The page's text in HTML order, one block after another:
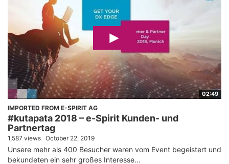
02:49
IMPORTED FROM E-SPIRIT AG
#kutapata 2018 – e-Spirit Kunden- und
Partnertag
1,587 views October 22, 2019
Unsere mehr als 400 Besucher waren vom Event begeistert und
bekundeten ein sehr großes Interesse...